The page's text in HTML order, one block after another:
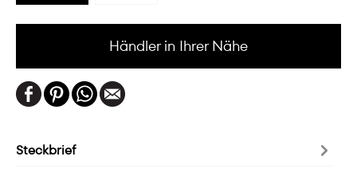
Händler in Ihrer Nähe
Steckbrief